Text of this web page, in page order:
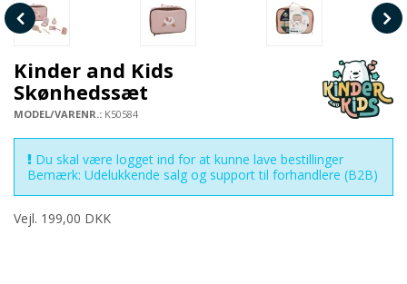
Kinder and Kids
Skønhedssæt
MODEL/VARENR.: K50584
Du skal være logget ind for at kunne lave bestillinger
Bemærk: Udelukkende salg og support til forhandlere (B2B)
Vejl. 199,00 DKK